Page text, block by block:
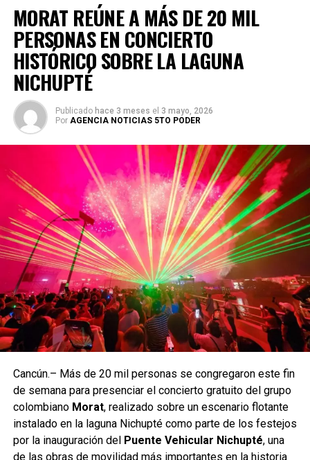
todas las expectativas por la fuerza del recibimiento.
La gira mundial 2026‑2027 contempla más de 70
presentaciones en Asia, América y Europa. Tras su paso
por México, BTS continuará con conciertos programados
en Estados Unidos, Canadá, Brasil, Japón, Corea del Sur,
Alemania, Francia y Reino Unido, entre otros países. La
agencia del grupo confirmó que se evalúan nuevas fechas
para 2027 debido a la alta demanda registrada en diversas
ciudades.
MORAT REÚNE A MÁS DE 20 MIL
PERSONAS EN CONCIERTO
HISTÓRICO SOBRE LA LAGUNA
NICHUPTÉ
Publicado hace 3 meses el 3 mayo, 2026
Por AGENCIA NOTICIAS 5TO PODER
Cancún.– Más de 20 mil personas se congregaron este fin
de semana para presenciar el concierto gratuito del grupo
colombiano Morat, realizado sobre un escenario flotante
instalado en la laguna Nichupté como parte de los festejos
por la inauguración del Puente Vehicular Nichupté, una
de las obras de movilidad más importantes en la historia